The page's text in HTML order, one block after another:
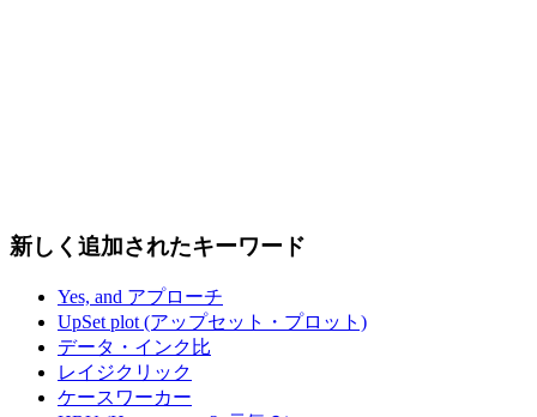
新しく追加されたキーワード
Yes, and アプローチ
UpSet plot (アップセット・プロット)
データ・インク比
レイジクリック
ケースワーカー